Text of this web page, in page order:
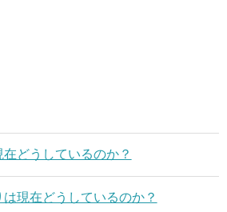
どうしているのか？
現在どうしているのか？